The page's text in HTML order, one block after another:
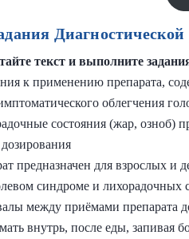
текст и выполните
к применению препарата,
облегчения
состояния (жар, озноб)
предназначен для взрослых и
синдроме и лихорадочных
между приёмами препарата
внутрь, после еды, запивая